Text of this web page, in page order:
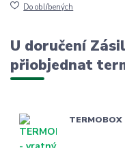
Do oblíbených
U doručení
přiobjednat